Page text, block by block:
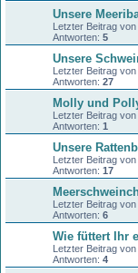
Unsere
Letzter Beitrag von
Antworten: 5
Unsere
Letzter Beitrag von
Antworten: 27
Molly und
Letzter Beitrag von
Antworten: 1
Unsere
Letzter Beitrag von
Antworten: 17
Letzter Beitrag von
Antworten: 6
Wie füttert Ihr
Letzter Beitrag von
Antworten: 4